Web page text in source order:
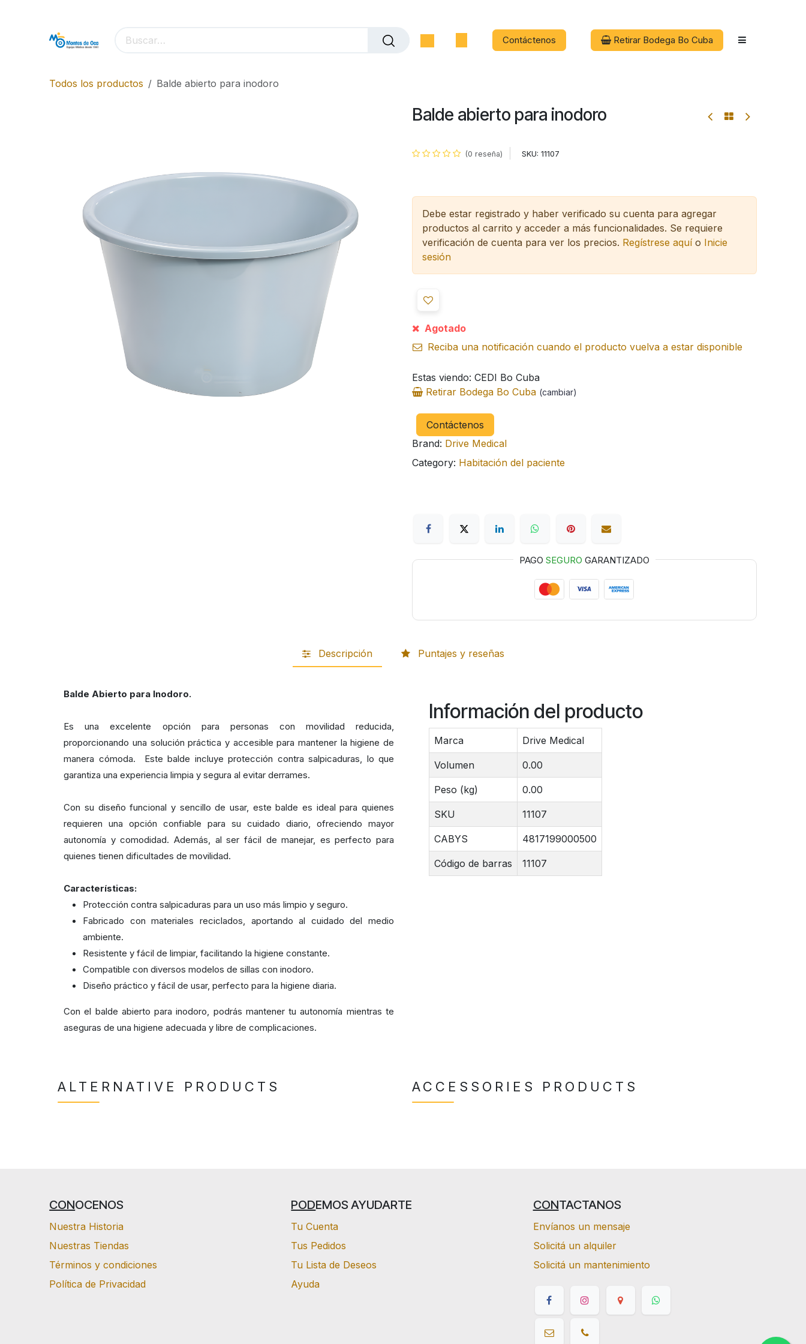
Contáctenos Retirar Bodega Bo Cuba
Todos los productos Balde abierto para inodoro
Balde abierto para inodoro
(0 reseña) SKU: 11107
Debe estar registrado y haber verificado su cuenta para agregar
productos al carrito y acceder a más funcionalidades. Se requiere
verificación de cuenta para ver los precios. Regístrese aquío Inicie
sesión
Agotado
Reciba una notificación cuando el producto vuelva a estar disponible
Estas viendo: CEDI Bo Cuba
Retirar Bodega Bo Cuba (cambiar)
Contáctenos
Brand: Drive Medical
Category: Habitación del paciente
PAGO SEGURO GARANTIZADO
Descripción Puntajes y reseñas
Balde Abierto para Inodoro.
Es una excelente opción para personas con movilidad reducida,
proporcionando una solución práctica y accesible para mantener la higiene de
manera cómoda. Este balde incluye protección contra salpicaduras, lo que
garantiza una experiencia limpia y segura al evitar derrames.
Con su diseño funcional y sencillo de usar, este balde es ideal para quienes
requieren una opción confiable para su cuidado diario, ofreciendo mayor
autonomía y comodidad. Además, al ser fácil de manejar, es perfecto para
quienes tienen dificultades de movilidad.
Características:
Protección contra salpicaduras para un uso más limpio y seguro.
Fabricado con materiales reciclados, aportando al cuidado del medio
ambiente.
Resistente y fácil de limpiar, facilitando la higiene constante.
Compatible con diversos modelos de sillas con inodoro.
Diseño práctico y fácil de usar, perfecto para la higiene diaria.
Con el balde abierto para inodoro, podrás mantener tu autonomía mientras te
aseguras de una higiene adecuada y libre de complicaciones.
Información del producto
Marca Drive Medical
Volumen 0.00
Peso (kg) 0.00
SKU 11107
CABYS 4817199000500
Código de barras 11107
ALTERNATIVE PRODUCTS ACCESSORIES PRODUCTS
CONOCENOS
Nuestra Historia
Nuestras Tiendas
Términos y condiciones
Política de Privacidad
PODEMOS AYUDARTE
Tu Cuenta
Tus Pedidos
Tu Lista de Deseos
Ayuda
CONTACTANOS
Envíanos un mensaje
Solicitá un alquiler
Solicitá un mantenimiento